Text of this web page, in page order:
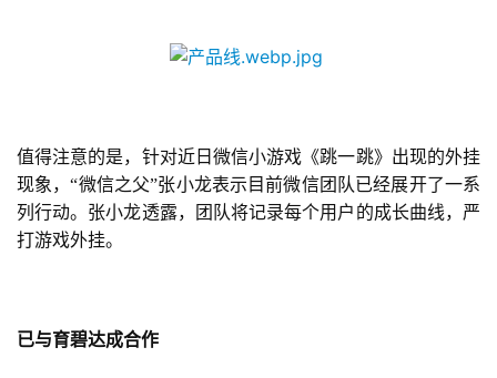
值得注意的是，针对近日微信小游戏《跳一跳》出现的外挂
现象，“微信之父”张小龙表示目前微信团队已经展开了一系
列行动。张小龙透露，团队将记录每个用户的成长曲线，严
打游戏外挂。
已与育碧达成合作